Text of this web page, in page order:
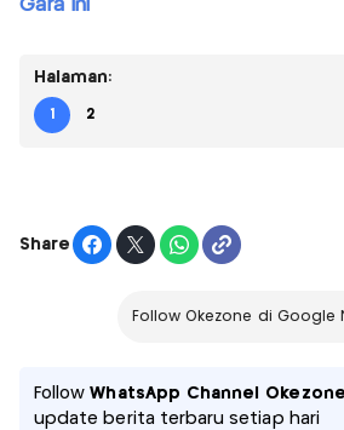
Gara Ini
Halaman:
1 2
Share
Follow Okezone di Google
FollowWhatsApp Channel Okezone
update berita terbaru setiap hari